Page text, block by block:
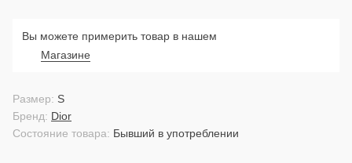
Вы можете примерить товар в нашем
Магазине
Состояние товара: Бывший в употреблении
Бренд: Dior
Размер: S